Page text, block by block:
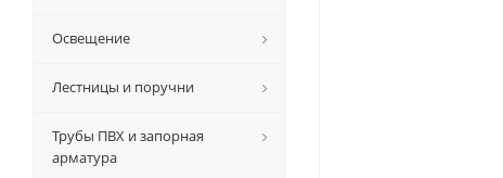
Освещение
Лестницы и поручни
Трубы ПВХ и запорная
арматура